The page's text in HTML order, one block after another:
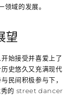
域的发展。
望
始接受并喜爱上了
史悠久又充满现代
民间积极参与下，
秀的 street dancer